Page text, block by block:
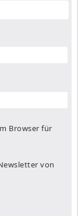
Browser für
von